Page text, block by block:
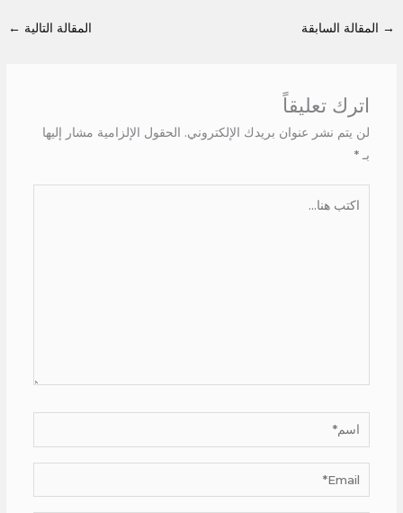
→ المقالة السابقة المقالة التالية ←
اترك تعليقاً
لن يتم نشر عنوان بريدك الإلكتروني. الحقول الإلزامية مشار إليها
بـ *
اسم*
Email*